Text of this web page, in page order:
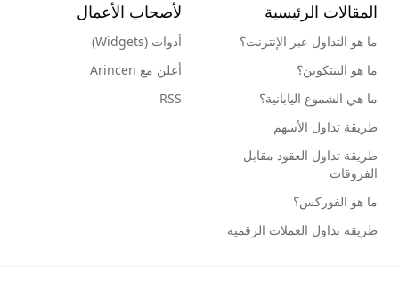
المقالات الرئيسية
ما هو التداول عبر الإنترنت؟
ما هو البيتكوين؟
ما هي الشموع اليابانية؟
طريقة تداول الأسهم
طريقة تداول العقود مقابل
الفروقات
ما هو الفوركس؟
طريقة تداول العملات الرقمية
لأصحاب الأعمال
أدوات (Widgets)
أعلن مع Arincen
RSS